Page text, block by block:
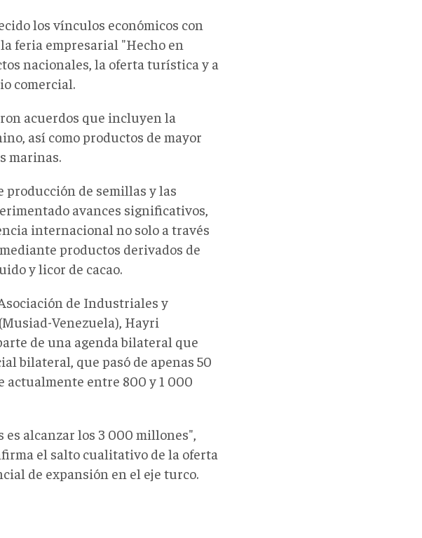
los vínculos económicos con
la feria empresarial "Hecho en
nacionales, la oferta turística y a
comercial.
acuerdos que incluyen la
así como productos de mayor
marinas.
producción de semillas y las
avances significativos,
internacional no solo a través
productos derivados de
y licor de cacao.
de Industriales y
(Musiad-Venezuela), Hayri
de una agenda bilateral que
bilateral, que pasó de apenas 50
actualmente entre 800 y 1 000
es alcanzar los 3 000 millones",
el salto cualitativo de la oferta
de expansión en el eje turco.